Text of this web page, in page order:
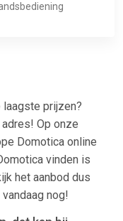
laagste prijzen?
Op onze
Domotica online
vinden is
het aanbod dus
nog!